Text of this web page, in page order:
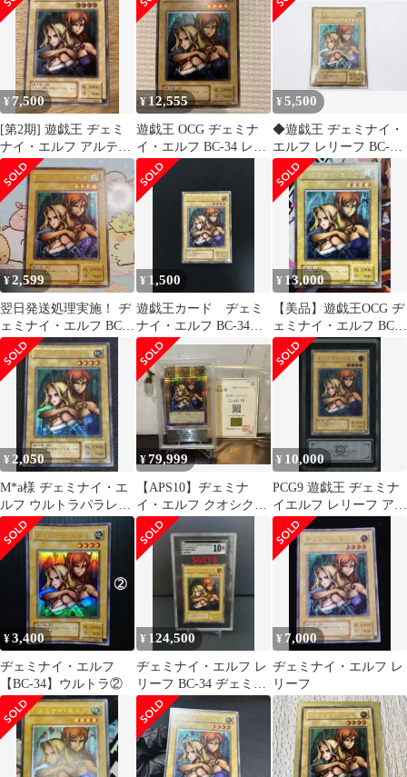
¥ 7,500
[第2期] 遊戯王 ヂェミ
ナイ・エルフ アルティ
メットレア レリーフ
¥12,555
遊戯王 OCG ヂェミナ
イ・エルフ BC-34 レリ
ーフ
¥5,500
◆遊戯王 ヂェミナイ・
エルフ レリーフ BC-34
トレカ 09432
¥2,599
翌日発送処理実施！ ヂ
ェミナイ・エルフ BC-
34 レリーフ
¥ 1,500
遊戯王カード ヂェミ
ナイ・エルフ BC-34レ
リーフ
¥ 13,000
【美品】遊戯王OCG ヂ
ェミナイ・エルフ BC-
34 レリーフ アルティ
メット①
¥ 2,050
M*a様 ヂェミナイ・エ
ルフ ウルトラパラレル
レア 2期 BC-34
¥79,999
【APS10】ヂェミナ
イ・エルフ クオシク
25th QCSE DKC
¥ 10,000
PCG9 遊戯王 ヂェミナ
イエルフ レリーフ アル
ティメットレア BC-34
¥3,400
ヂェミナイ・エルフ
【BC-34】ウルトラ②
¥ 124,500
ヂェミナイ・エルフ レ
リーフ BC-34 ヂェミナ
イエルフ PSA10相当
¥ 7,000
ヂェミナイ・エルフ レ
リーフ